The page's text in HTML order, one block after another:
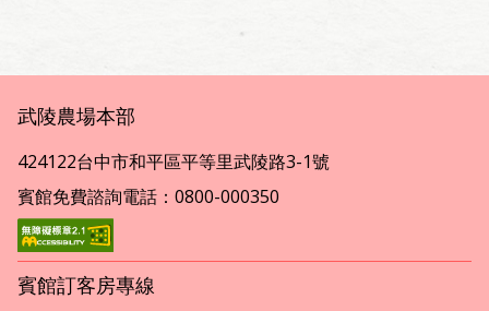
武陵農場本部
424122台中市和平區平等里武陵路3-1號
賓館免費諮詢電話：0800-000350
賓館訂客房專線